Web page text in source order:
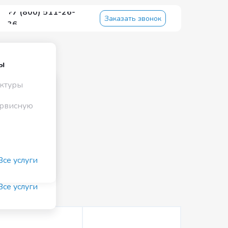
+7 (800) 511-26-
36
Заказать звонок
услуги
услуги